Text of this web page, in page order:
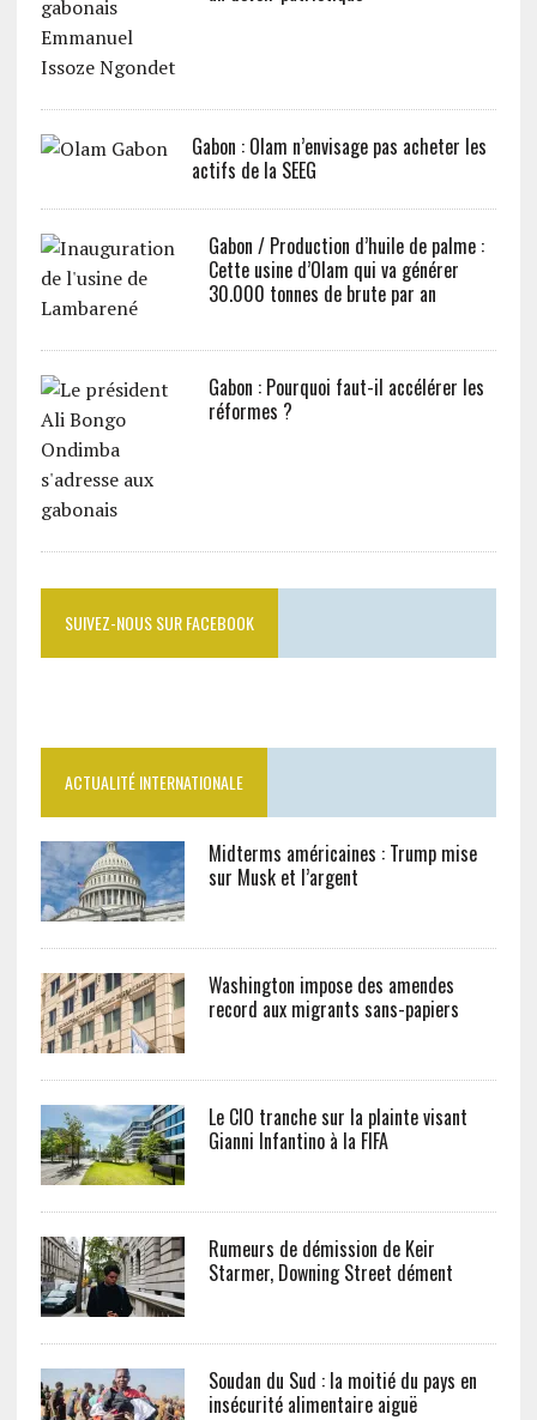
Gabon : Olam n’envisage pas acheter les
actifs de la SEEG
Gabon / Production d’huile de palme :
Cette usine d’Olam qui va générer
30.000 tonnes de brute par an
Gabon : Pourquoi faut-il accélérer les
réformes ?
SUIVEZ-NOUS SUR FACEBOOK
ACTUALITÉ INTERNATIONALE
Midterms américaines : Trump mise
sur Musk et l’argent
Washington impose des amendes
record aux migrants sans-papiers
Le CIO tranche sur la plainte visant
Gianni Infantino à la FIFA
Rumeurs de démission de Keir
Starmer, Downing Street dément
Soudan du Sud : la moitié du pays en
insécurité alimentaire aiguë